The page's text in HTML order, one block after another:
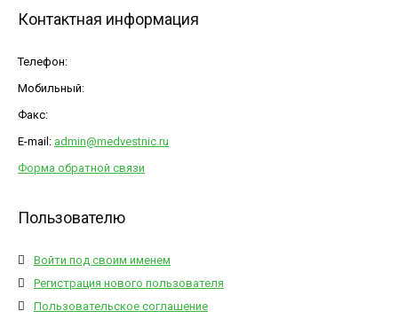
Контактная информация
Телефон:
Мобильный:
Факс:
E-mail: admin@medvestnic.ru
Форма обратной связи
Пользователю
Войти под своим именем
Регистрация нового пользователя
Пользовательское соглашение